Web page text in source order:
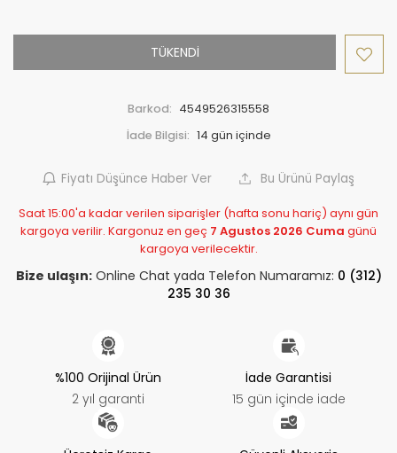
TÜKENDİ
Barkod: 4549526315558
İade Bilgisi:
Fiyatı Düşünce Haber Ver Bu Ürünü Paylaş
Saat 15:00'a kadar verilen siparişler (hafta sonu hariç) aynı gün
kargoya verilir. Kargonuz en geç 7 Agustos 2026 Cuma günü
kargoya verilecektir.
Bize ulaşın:Online Chat yada Telefon Numaramız: 0 (312)
235 30 36
%100 Orijinal Ürün
2 yıl garanti
İade Garantisi
15 gün içinde iade